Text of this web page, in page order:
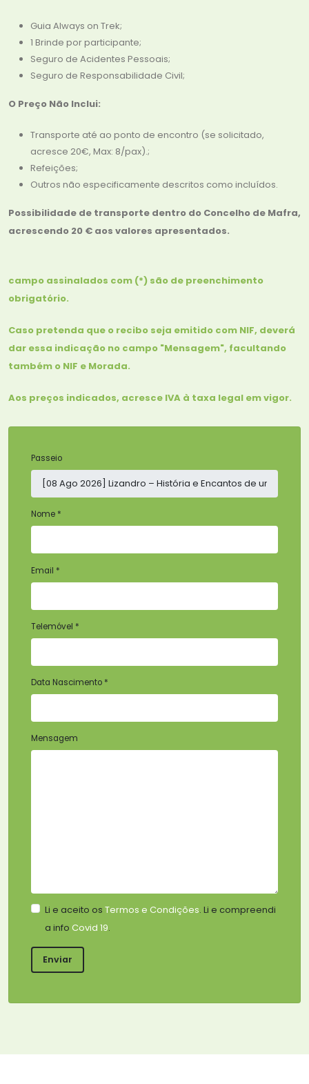
Guia Always on Trek;
1 Brinde por participante;
Seguro de Acidentes Pessoais;
Seguro de Responsabilidade Civil;
O Preço Não Inclui:
Transporte até ao ponto de encontro (se solicitado,
acresce 20€, Max: 8/pax).;
Refeições;
Outros não especificamente descritos como incluídos.
Possibilidade de transporte dentro do Concelho de Mafra,
acrescendo 20 € aos valores apresentados.
campo assinalados com (*) são de preenchimento
obrigatório.
Caso pretenda que o recibo seja emitido com NIF, deverá
dar essa indicação no campo "Mensagem", facultando
também o NIF e Morada.
Aos preços indicados, acresce IVA à taxa legal em vigor.
Passeio
Nome *
Email *
Telemóvel *
Data Nascimento *
Mensagem
Li e aceito os Termos e Condições. Li e compreendi
a info Covid 19.